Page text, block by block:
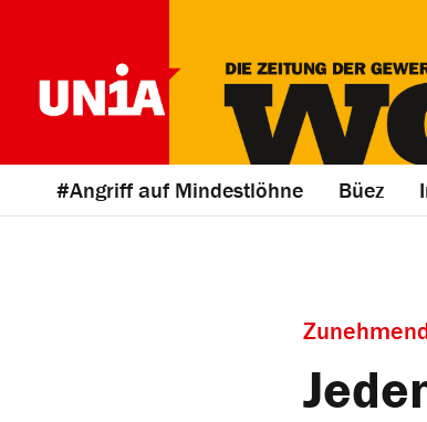
#Angriff auf Mindestlöhne Büez